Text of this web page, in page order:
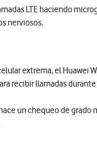
LTE haciendo
nerviosos.
extrema, el Huawei
recibir llamadas durante
un chequeo de grado